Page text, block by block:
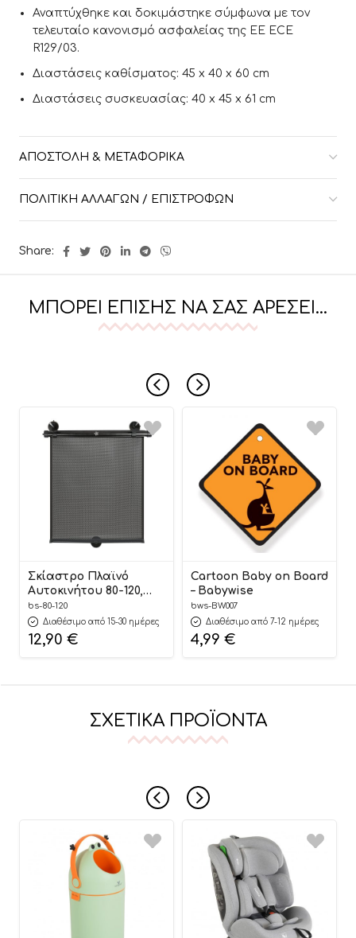
Αναπτύχθηκε και δοκιμάστηκε σύμφωνα με τον
τελευταίο κανονισμό ασφαλείας της ΕΕ ECE
R129/03.
Διαστάσεις καθίσματος: 45 x 40 x 60 cm
Διαστάσεις συσκευασίας: 40 x 45 x 61 cm
ΑΠΟΣΤΟΛΉ & ΜΕΤΑΦΟΡΙΚΆ
ΠΟΛΙΤΙΚΉ ΑΛΛΑΓΏΝ / ΕΠΙΣΤΡΟΦΏΝ
Share:
ΜΠΟΡΕΊ ΕΠΊΣΗΣ ΝΑ ΣΑΣ ΑΡΈΣΕΙ…
Σκίαστρο Πλαϊνό
Αυτοκινήτου 80-120,
Bebe Stars
bs-80-120
Διαθέσιμο από 15-30 ημέρες
12,90 €
Cartoon Baby on Board
– Babywise
bws-BW007
Διαθέσιμο από 7-12 ημέρες
4,99 €
ΣΧΕΤΙΚΆ ΠΡΟΪΌΝΤΑ